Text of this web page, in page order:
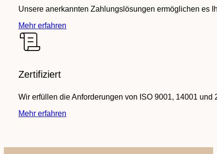
Unsere anerkannten Zahlungslösungen ermöglichen es
Mehr erfahren
Zertifiziert
Wir erfüllen die Anforderungen von ISO 9001, 14001
Mehr erfahren